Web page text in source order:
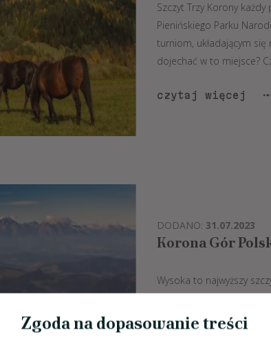
Szczyt Trzy Korony
Pienińskiego Parku
turniom, układającym się
dojechać w to miejsce?
czytaj więcej
DODANO: 31.07.2023
Korona Gór
Wysoka to najwyższy
całego świata, znajduje
planują zdobyć Koronę
przez Wąwóz...
Zgoda na dopasowanie treści